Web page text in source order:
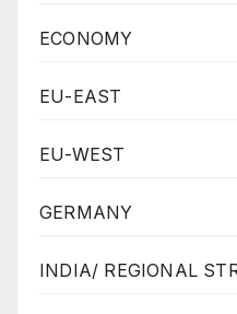
ECONOMY
EU-EAST
EU-WEST
GERMANY
INDIA/ REGIONAL